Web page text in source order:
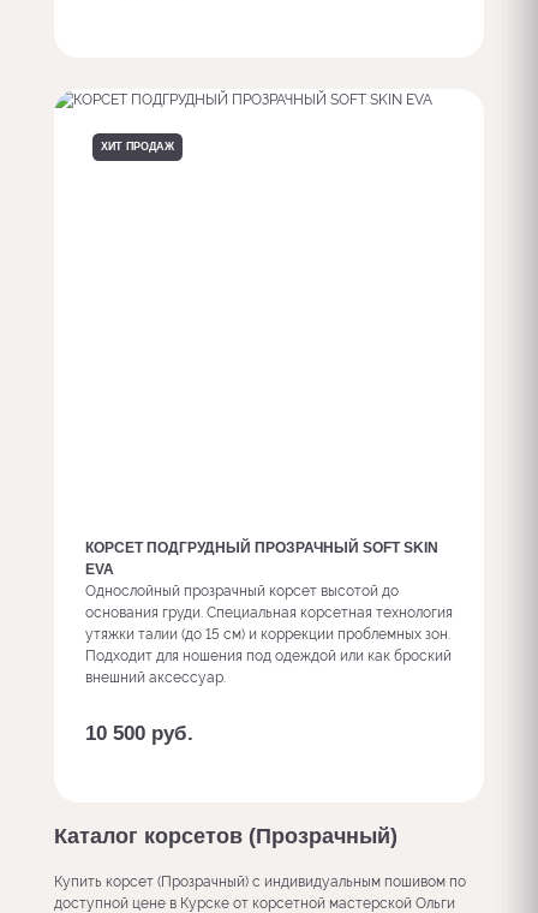
ХИТ ПРОДАЖ
КОРСЕТ ПОДГРУДНЫЙ ПРОЗРАЧНЫЙ SOFT SKIN
EVA
Однослойный прозрачный корсет высотой до
основания груди. Специальная корсетная технология
утяжки талии (до 15 см) и коррекции проблемных зон.
Подходит для ношения под одеждой или как броский
внешний аксессуар.
10 500 руб.
Каталог корсетов (Прозрачный)
Купить корсет (Прозрачный) с индивидуальным пошивом по
доступной цене в Курске от корсетной мастерской Ольги